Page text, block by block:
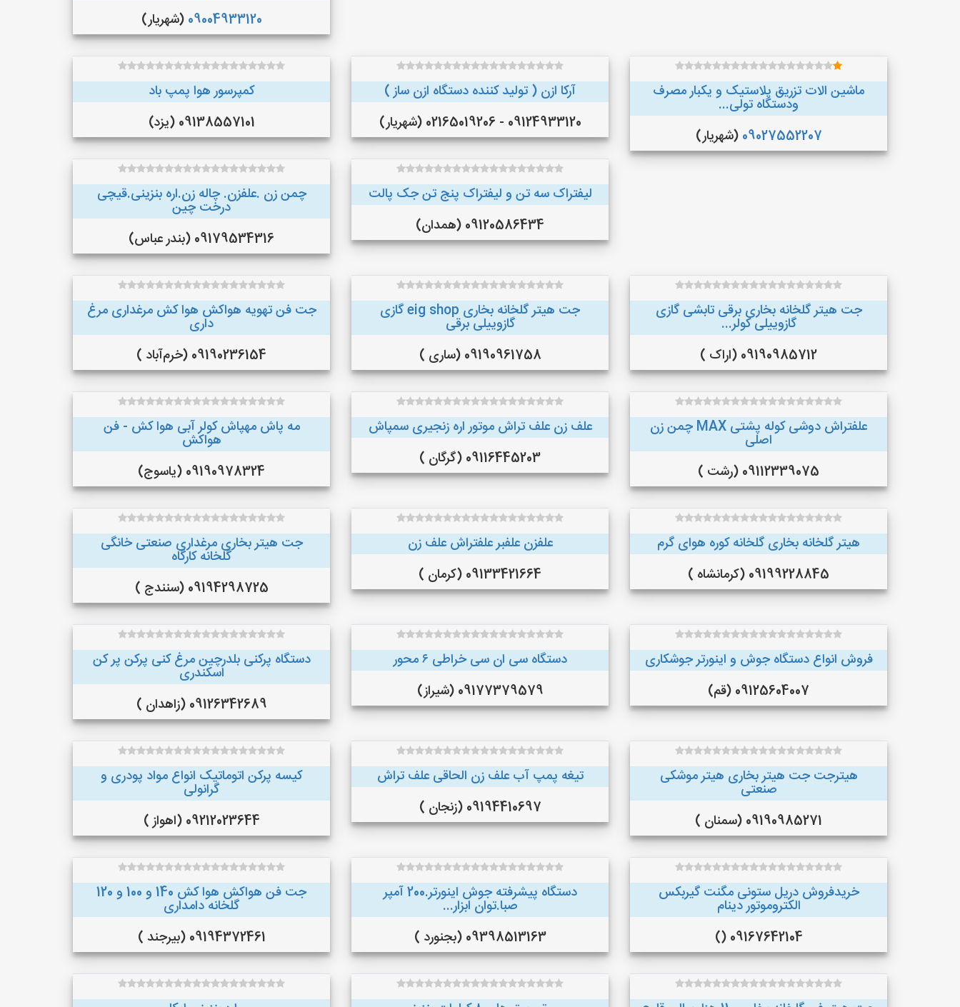
09004933120 (شهریار)
ماشین الات تزریق پلاستیک و یکبار مصرف
ودستگاه تولی...
09027552207 (شهریار)
آرکا ازن ( تولید کننده دستگاه ازن ساز )
09124933120 - 02165019206 (شهریار)
کمپرسور هوا پمپ باد
09138557101 (یزد)
لیفتراک سه تن و لیفتراک پنج تن جک پالت
09120586434 (همدان)
چمن زن .علفزن. چاله زن.اره بنزینی.قیچی
درخت چین
09179534316 (بندر عباس)
جت هیتر گلخانه بخاری برقی تابشی گازی
گازوییلی کولر...
09190985712 (اراک )
جت هیتر گلخانه بخاری eig shop گازی
گازوییلی برقی
09190961758 (ساری )
جت فن تهویه هواکش هوا کش مرغداری مرغ
داری
09190236154 (خرم‌آباد )
علفتراش دوشی کوله پشتی MAX چمن زن
اصلی
09112339075 (رشت )
علف زن علف تراش موتور اره زنجیری سمپاش
09116445203 (گرگان )
مه پاش مهپاش کولر آبی هوا کش - فن
هواکش
09190978324 (یاسوج)
هیتر گلخانه بخاری گلخانه کوره هوای گرم
09199228845 (کرمانشاه )
علفزن علفبر علفتراش علف زن
09133421664 (کرمان )
جت هیتر بخاری مرغداری صنعتی خانگی
گلخانه کارگاه
09194298725 (سنندج )
فروش انواع دستگاه جوش و اینورتر جوشکاری
09125604007 (قم)
دستگاه سی ان سی خراطی ۶ محور
09177379579 (شیراز)
دستگاه پرکنی بلدرچین مرغ کنی پرکن پر کن
اسکندری
09126342689 (زاهدان )
هیترجت جت هیتر بخاری هیتر موشکی
صنعتی
09190985271 (سمنان )
تیغه پمپ آب علف زن الحاقی علف تراش
09194410697 (زنجان )
کیسه پرکن اتوماتیک انواع مواد پودری و
گرانولی
09212023644 (اهواز )
خریدفروش دریل ستونی مگنت گیربکس
الکتروموتور دینام
09167642104 ()
دستگاه پیشرفته جوش اینورتر.200 آمپر
صبا.توان ابزار...
09398513163 (بجنورد )
جت فن هواکش هوا کش 140 و 100 و 120
گلخانه دامداری
09194372461 (بیرجند )